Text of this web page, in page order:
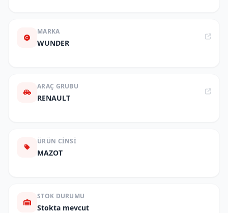
MARKA
WUNDER
ARAÇ GRUBU
RENAULT
ÜRÜN CINSI
MAZOT
STOK DURUMU
Stokta mevcut